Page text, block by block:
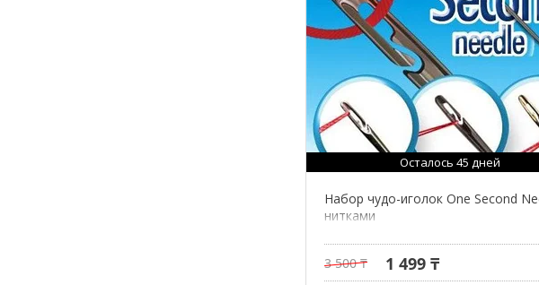
Осталось 45 дней
Набор чудо-иголок One Second
нитками
3 500 ₸ 1 499 ₸